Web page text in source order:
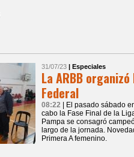
31/07/23 | Especiales
La ARBB
Federal
08:22
| El pasado sábado
cabo la Fase Final de la
Pampa se consagró
largo de la jornada.
Primera A femenino.